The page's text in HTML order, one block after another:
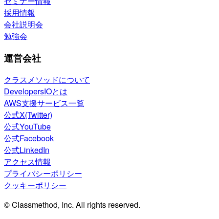
採用情報
会社説明会
勉強会
運営会社
クラスメソッドについて
DevelopersIOとは
AWS支援サービス一覧
公式X(Twitter)
公式YouTube
公式Facebook
公式LinkedIn
アクセス情報
プライバシーポリシー
クッキーポリシー
© Classmethod, Inc. All rights reserved.